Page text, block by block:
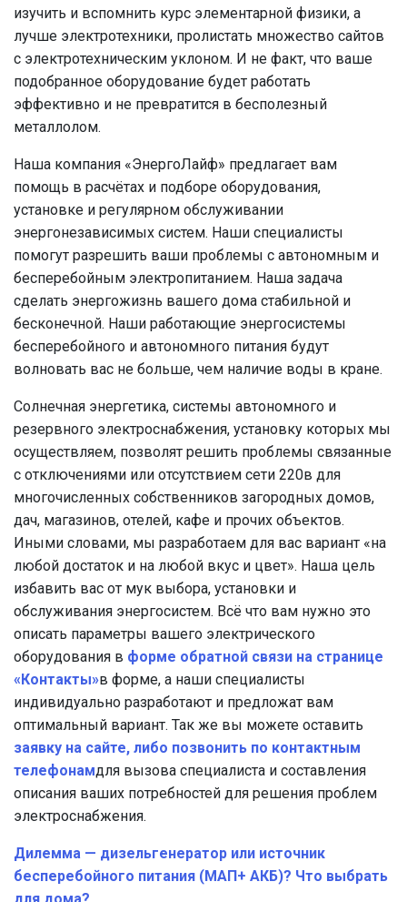
изучить и вспомнить курс элементарной физики, а
лучше электротехники, пролистать множество сайтов
с электротехническим уклоном. И не факт, что ваше
подобранное оборудование будет работать
эффективно и не превратится в бесполезный
металлолом.
Наша компания «ЭнергоЛайф» предлагает вам
помощь в расчётах и подборе оборудования,
установке и регулярном обслуживании
энергонезависимых систем. Наши специалисты
помогут разрешить ваши проблемы с автономным и
бесперебойным электропитанием. Наша задача
сделать энергожизнь вашего дома стабильной и
бесконечной. Наши работающие энергосистемы
бесперебойного и автономного питания будут
волновать вас не больше, чем наличие воды в кране.
Солнечная энергетика, системы автономного и
резервного электроснабжения, установку которых мы
осуществляем, позволят решить проблемы связанные
с отключениями или отсутствием сети 220в для
многочисленных собственников загородных домов,
дач, магазинов, отелей, кафе и прочих объектов.
Иными словами, мы разработаем для вас вариант «на
любой достаток и на любой вкус и цвет». Наша цель
избавить вас от мук выбора, установки и
обслуживания энергосистем. Всё что вам нужно это
описать параметры вашего электрического
оборудования в форме обратной связи на странице
«Контакты»в форме, а наши специалисты
индивидуально разработают и предложат вам
оптимальный вариант. Так же вы можете оставить
заявку на сайте, либо позвонить по контактным
телефонамдля вызова специалиста и составления
описания ваших потребностей для решения проблем
электроснабжения.
Дилемма — дизельгенератор или источник
бесперебойного питания (МАП+ АКБ)? Что выбрать